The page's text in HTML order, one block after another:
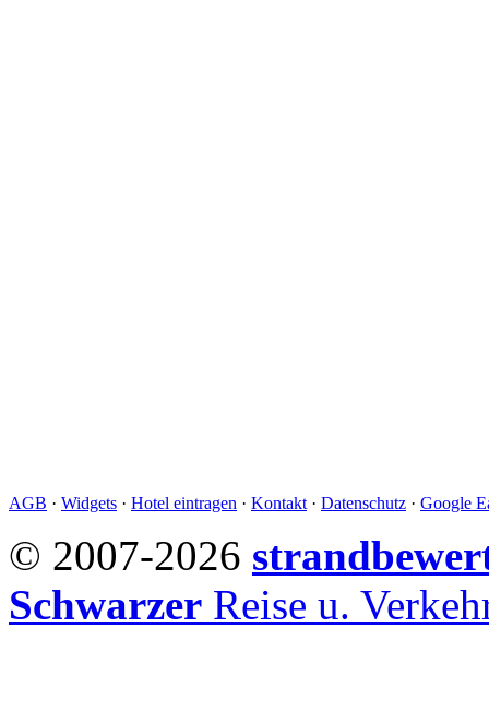
AGB · Widgets · Hotel eintragen · Kontakt · Datenschutz · Google
© 2007-2026
Schwarzer Reise u.